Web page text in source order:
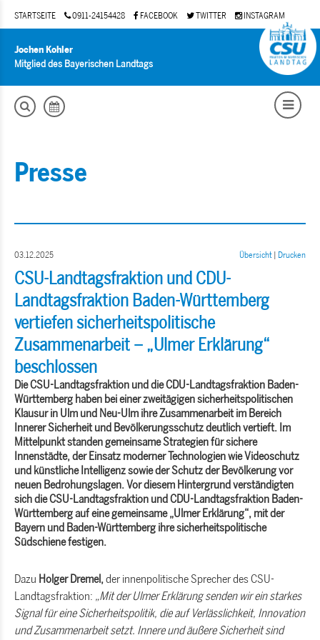
STARTSEITE 0911-24154428 FACEBOOK TWITTER INSTAGRAM
Jochen Kohler
Mitglied des Bayerischen Landtags
Presse
03.12.2025 Übersicht Drucken
CSU-Landtagsfraktion und CDU-
Landtagsfraktion Baden-Württemberg
vertiefen sicherheitspolitische
Zusammenarbeit – „Ulmer Erklärung“
beschlossen
Die CSU-Landtagsfraktion und die CDU-Landtagsfraktion Baden-
Württemberg haben bei einer zweitägigen sicherheitspolitischen
Klausur in Ulm und Neu-Ulm ihre Zusammenarbeit im Bereich
Innerer Sicherheit und Bevölkerungsschutz deutlich vertieft. Im
Mittelpunkt standen gemeinsame Strategien für sichere
Innenstädte, der Einsatz moderner Technologien wie Videoschutz
und künstliche Intelligenz sowie der Schutz der Bevölkerung vor
neuen Bedrohungslagen. Vor diesem Hintergrund verständigten
sich die CSU-Landtagsfraktion und CDU-Landtagsfraktion Baden-
Württemberg auf eine gemeinsame „Ulmer Erklärung“, mit der
Bayern und Baden-Württemberg ihre sicherheitspolitische
Südschiene festigen.
Dazu Holger Dremel,der innenpolitische Sprecher des CSU-
Landtagsfraktion: Mit der Ulmer Erklärung senden wir ein starkes
Signal für eine Sicherheitspolitik, die auf Verlässlichkeit, Innovation
und Zusammenarbeit setzt. Innere und äußere Sicherheit sind